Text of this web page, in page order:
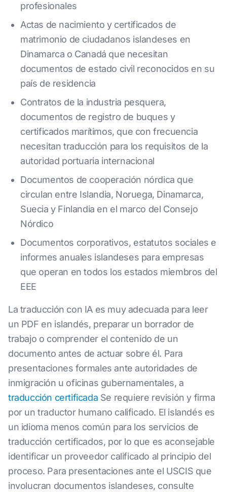
profesionales
Actas de nacimiento y certificados de
matrimonio de ciudadanos islandeses en
Dinamarca o Canadá que necesitan
documentos de estado civil reconocidos en su
país de residencia
Contratos de la industria pesquera,
documentos de registro de buques y
certificados marítimos, que con frecuencia
necesitan traducción para los requisitos de la
autoridad portuaria internacional
Documentos de cooperación nórdica que
circulan entre Islandia, Noruega, Dinamarca,
Suecia y Finlandia en el marco del Consejo
Nórdico
Documentos corporativos, estatutos sociales e
informes anuales islandeses para empresas
que operan en todos los estados miembros del
EEE
La traducción con IA es muy adecuada para leer
un PDF en islandés, preparar un borrador de
trabajo o comprender el contenido de un
documento antes de actuar sobre él. Para
presentaciones formales ante autoridades de
inmigración u oficinas gubernamentales, a
traducción certificada Se requiere revisión y firma
por un traductor humano calificado. El islandés es
un idioma menos común para los servicios de
traducción certificados, por lo que es aconsejable
identificar un proveedor calificado al principio del
proceso. Para presentaciones ante el USCIS que
involucran documentos islandeses, consulte